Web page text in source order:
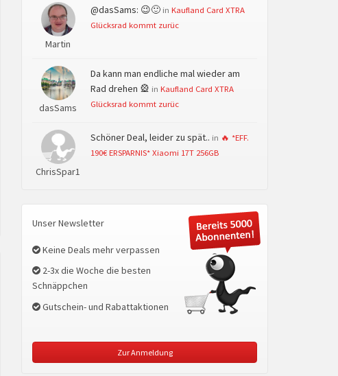
Martin
@dasSams: 😉🙂 in Kaufland Card XTRA
Glücksrad kommt zurüc
dasSams
Da kann man endliche mal wieder am
Rad drehen 🎡 in Kaufland Card XTRA
Glücksrad kommt zurüc
ChrisSpar1
Schöner Deal, leider zu spät.. in 🔥 *EFF.
190€ ERSPARNIS* Xiaomi 17T 256GB
Unser Newsletter
Keine Deals mehr verpassen
2-3x die Woche die besten
Schnäppchen
Gutschein- und Rabattaktionen
Zur Anmeldung